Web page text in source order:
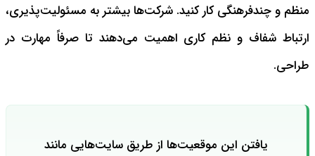
منظم و چندفرهنگی کار کنید. شرکت‌ها بیشتر به مسئولیت‌پذیری،
ارتباط شفاف و نظم کاری اهمیت می‌دهند تا صرفاً مهارت در
طراحی.
یافتن این موقعیت‌ها از طریق سایت‌هایی مانند